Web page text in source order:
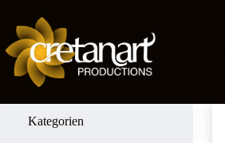
springen
Kategorien